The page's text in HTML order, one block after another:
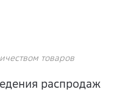
товаров
распродаж